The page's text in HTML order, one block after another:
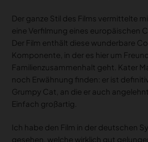
Der ganze Stil des Films vermittelte
eine Verfilmung eines europäischen
Der Film enthält diese wunderbare
Komponente, in der es hier um
Familienzusammenhalt geht. Kater
noch Erwähnung finden: er ist
Grumpy Cat, an die er auch
Einfach großartig.
Ich habe den Film in der deutschen
gesehen, welche wirklich gut